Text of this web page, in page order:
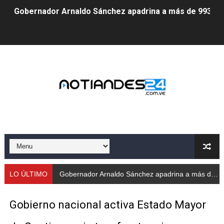
Venezuela instala su primer detector de
Gobernación de Mérida instalará mesa de trabajo con
Gobierno bolivariano avanza en la transformación del
Niños merideños aprenden sobre gaita de tambora
Instituto Nacional de Nutrición celebra Semana
LO ÚLTIMO Gobernador Arnaldo Sánchez apadrina a más de 993 nuevos bachilleres de Mérida
Gobierno nacional activa Estado Mayor